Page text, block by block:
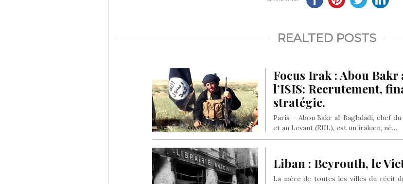
REALTED POSTS
Focus Irak : Abou Bakr
l’ISIS: Recrutement,
stratégie.
Paris – Abou Bakr al-Baghdadi, chef
et au Levant (EIIL), est un irakien, né…
Liban : Beyrouth, le
La mère de toutes les villes du récit